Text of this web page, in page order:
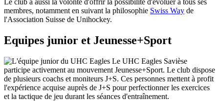
Le club a aussi la volonté d'offrir la possibilité d'évoluer à tous ses
membres, notamment en suivant la philosophie Swiss Way de
l'Association Suisse de Unihockey.
Equipes junior et Jeunesse+Sport
Le UHC Eagles Savièse
participe activement au mouvement Jeunesse+Sport. Le club dispose
de plusieurs coachs et moniteurs J+S. Ces personnes mettent à profit
l'expérience acquise auprès de J+S pour perfectionner les exercices
et la tactique de jeu durant les séances d'entraînement.